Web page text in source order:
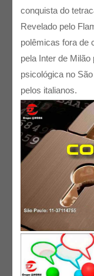
conquista do
Revelado pelo
polêmicas fora de
pela Inter de
psicológica no
pelos italianos.